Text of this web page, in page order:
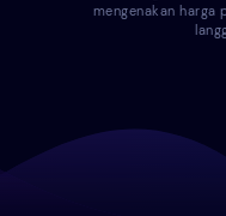
mengenakan harga